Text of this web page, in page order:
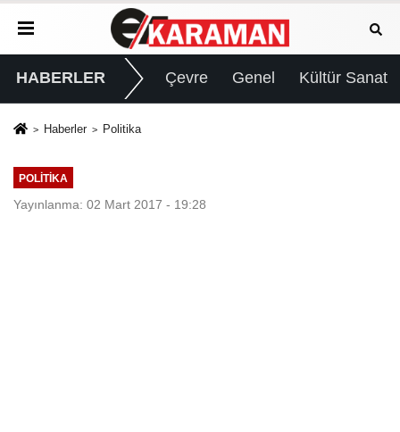
HABERLER Çevre Genel Kültür Sanat
Haberler Politika
POLITIKA
Yayınlanma: 02 Mart 2017 - 19:28